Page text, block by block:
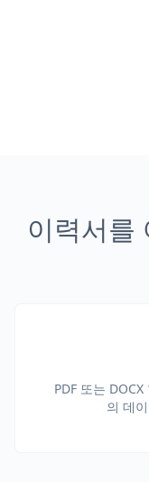
이력서를
PDF 또는
의 데